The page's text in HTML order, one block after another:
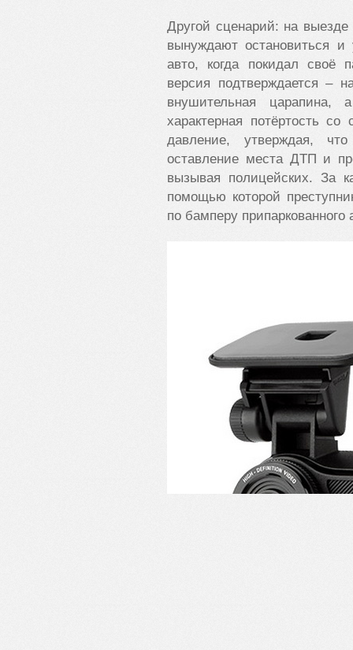
Другой сценарий: на выезде
вынуждают остановиться и
авто, когда покидал своё
версия подтверждается –
внушительная царапина,
характерная потёртость
давление, утверждая,
оставление места ДТП и
вызывая полицейских. За
помощью которой
по бамперу припаркованного